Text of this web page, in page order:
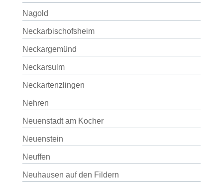
Nagold
Neckarbischofsheim
Neckargemünd
Neckarsulm
Neckartenzlingen
Nehren
Neuenstadt am Kocher
Neuenstein
Neuffen
Neuhausen auf den Fildern